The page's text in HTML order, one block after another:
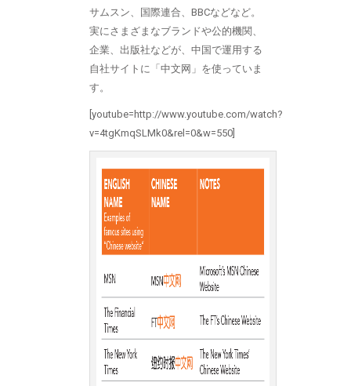
サムスン、国際連合、BBCなどなど。
実にさまざまなブランドや公的機関、
企業、出版社などが、中国で運用する
自社サイトに「中文网」を使っていま
す。
[youtube=http://www.youtube.com/watch?
v=4tgKmqSLMk0&rel=0&w=550]